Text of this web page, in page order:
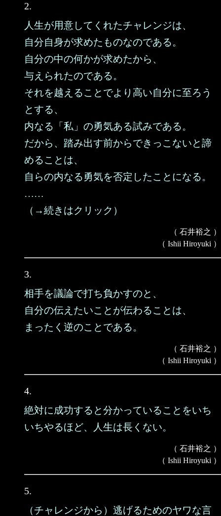
2.
人生が用意してくれたチャレンジは、
自分自身が求めたものなのである。
自分の中の何かが求めたから、
与えられたのである。
それを越えることでより高い自分に至ろう
とする、
内なる「私」の勇気ある試みである。
だから、踏み出す前からできっこないと諦
めることは、
自らの内なる勇気を否定したことになる。
……
（→続きはクリック）
（ 石井裕之 ）
（ Ishii Hiroyuki ）
3.
相手を議論で打ち負かすのと、
自分の伝えたいことが伝わることは、
まったく逆のことである。
（ 石井裕之 ）
（ Ishii Hiroyuki ）
4.
絶対に成功すると分かっていることをいち
いちやるほど、人生は長くない。
（ 石井裕之 ）
（ Ishii Hiroyuki ）
5.
（チャレンジから）逃げるためのヤワな言